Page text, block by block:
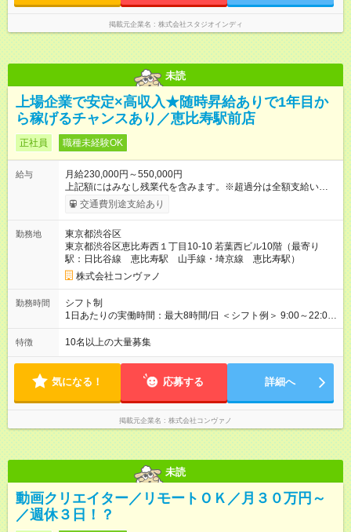
掲載元企業名 株式会社スタジオインディ
未読
上場企業で安定×高収入★随時昇給ありで1年目か
ら稼げるチャンスあり／恵比寿駅前店
正社員 職種未経験OK
給与
月給230,000円～550,000円
上記額にはみなし残業代を含みます。※超過分は全額支給いたし
ます。 みなし残業代 8,940円／月 みなし残業時間 5.5時間／月
上記には、月5.5時間分のみなし残業代(8，940円)を含む。超過
円～ （期間中は契約社員） ※社内基準を満たした場合は、その
後正規登用可 【年収例】 ◆エリアマネージャー 月給25万円＋役
職手当3万円＋インセン14万5，781円＝42万5，781円 ◆店長
月給 25万円＋役職手当1万円＋インセン8万2，547円＝34万2，
547円 ◆社員(役職なし) 月給23万円＋インセン1万4701円＝24
万4，701円 ＜別途支給手当＞ ・インセンティブ：月10万円以
上も可能！ ・賞与：年2回(6月/12月)※業績による ・交通費：月
たり) ・回数：随時 ・反映時期：次月の給与から ・評価手法：
社内評価に基づく ※あなたの頑張りをしっかり評価します！で
きることが増えるほどお給料に反映される環境です。 【試用期
間】試用期間あり 試用期間の長さ：6ヶ月 ※ 雇用形態と給与
に、本採用時と異なる部分があります。 雇用形態：中途採用
（契約社員） 給与：月給 220,000円以上 上記額にはみなし残業
代 8,552円／月 みなし残業時間 5.5時間／月
交通費別途支給あり
勤務地
東京都渋谷区
東京都渋谷区恵比寿西１丁目10-10 若葉西ビル10階（最寄り
駅：日比谷線 恵比寿駅 山手線・埼京線 恵比寿駅）
株式会社コンヴァノ
勤務時間
シフト制
1日あたりの実働時間：最大8時間/日 ＜シフト例＞ 9:00～22:00
でのシフト制（実働8時間／休憩60分） ※残業時間は月平均で
10時間程度 ※営業時間は【平日】11：00～22：00、【土日祝】
ます。
特徴 10名以上の大量募集
気になる！ 応募する 詳細へ
掲載元企業名 株式会社コンヴァノ
未読
動画クリエイター／リモートＯＫ／月３０万円～
／週休３日！？